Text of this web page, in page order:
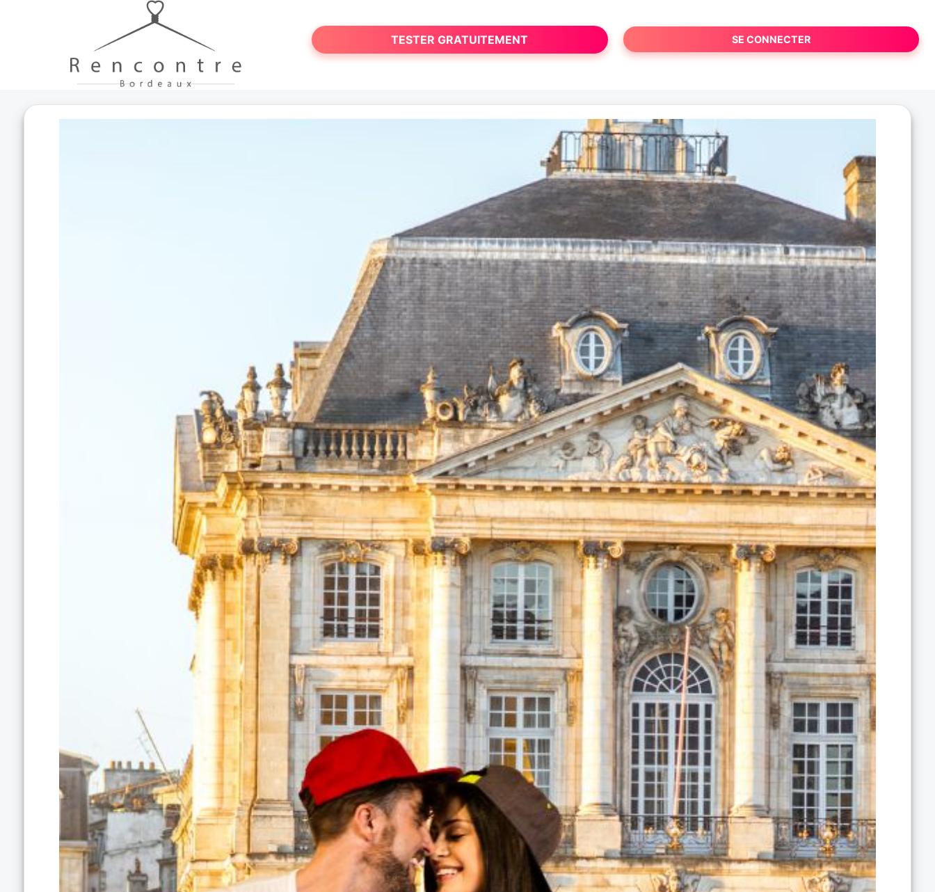
TESTER GRATUITEMENT SE CONNECTER